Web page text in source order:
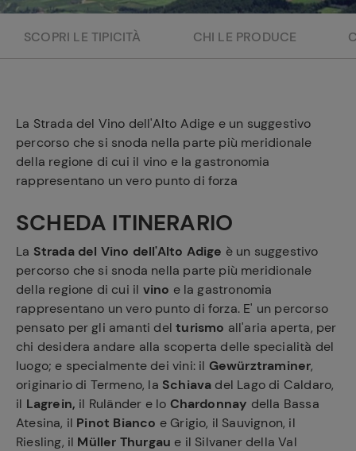
il
SCOPRI LE TIPICITÀ CHI LE PRODUCE
La Strada del Vino dell'Alto Adige e un suggestivo
percorso che si snoda nella parte più meridionale
della regione di cui il vino e la gastronomia
rappresentano un vero punto di forza
SCHEDA ITINERARIO
La Strada del Vino dell'Alto Adige è un suggestivo
percorso che si snoda nella parte più meridionale
della regione di cui il vino e la gastronomia
rappresentano un vero punto di forza. E' un percorso
pensato per gli amanti delturismo all'aria aperta, per
chi desidera andare alla scoperta delle specialità del
luogo; e specialmente dei vini: il Gewürztraminer,
originario di Termeno, la Schiava del Lago di Caldaro,
il Lagrein, il Ruländer e lo Chardonnay della Bassa
Atesina, il Pinot Bianco e Grigio, il Sauvignon, il
Riesling, il Müller Thurgau e il Silvaner della Val